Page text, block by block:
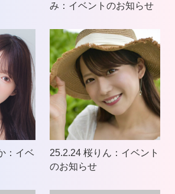
み：イベントのお知らせ
：イベ
25.2.24 桜りん：イベント
のお知らせ